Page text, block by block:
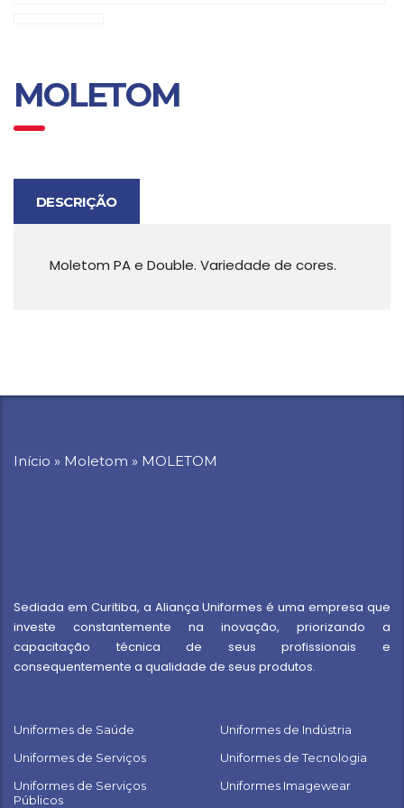
MOLETOM
DESCRIÇÃO
Moletom PA e Double. Variedade de cores.
Início » Moletom » MOLETOM
Sediada em Curitiba, a Aliança Uniformes é uma empresa que
investe constantemente na inovação, priorizando a
capacitação técnica de seus profissionais e
consequentemente a qualidade de seus produtos.
Uniformes de Saúde
Uniformes de Indústria
Uniformes de Serviços
Uniformes de Tecnologia
Uniformes de Serviços
Públicos
Uniformes Imagewear